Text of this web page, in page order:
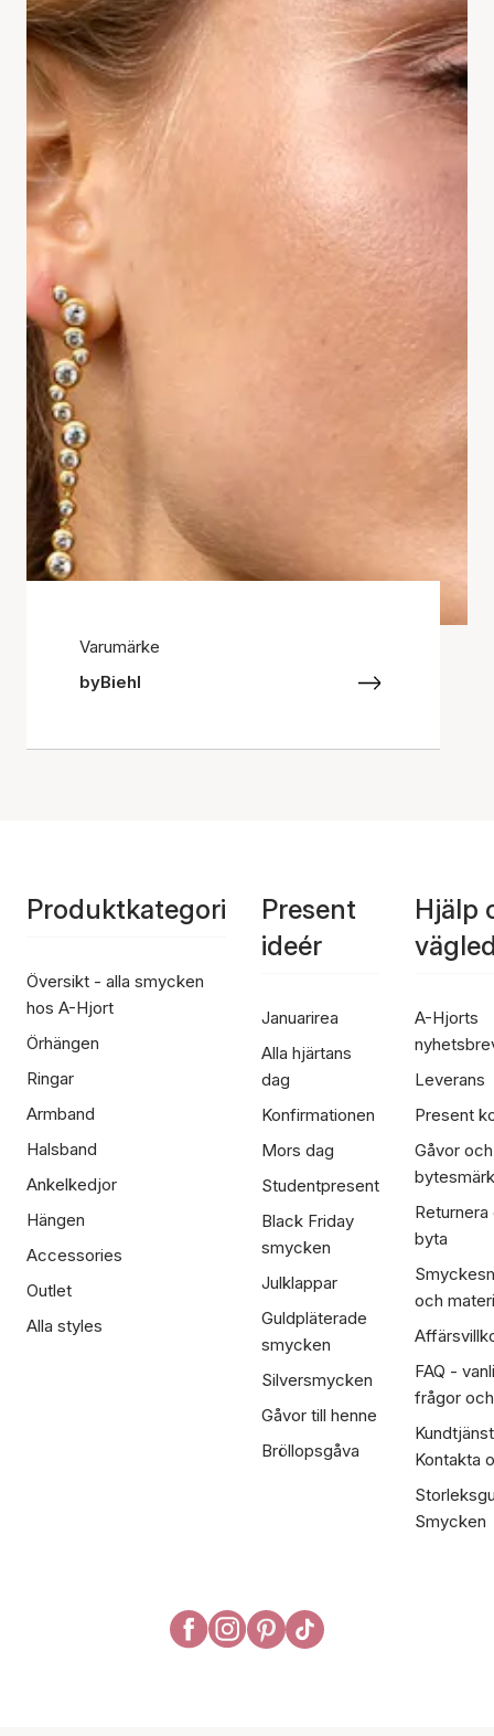
Varumärke
byBiehl
Produktkategori
Översikt - alla smycken
hos A-Hjort
Örhängen
Ringar
Armband
Halsband
Ankelkedjor
Hängen
Accessories
Outlet
Alla styles
Present
ideér
Januarirea
Alla hjärtans
dag
Konfirmationen
Mors dag
Studentpresent
Black Friday
smycken
Julklappar
Guldpläterade
smycken
Silversmycken
Gåvor till henne
Bröllopsgåva
Hjälp
A-Hjorts
Leverans
Present
Gåvor och
Returnera
byta
och
FAQ -
frågor
Kontakta
Smycken